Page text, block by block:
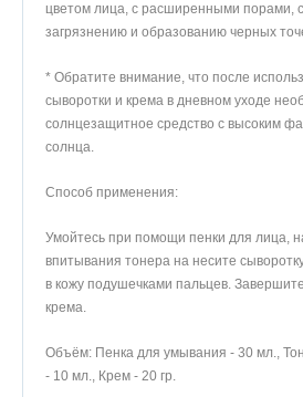
цветом лица, с расширенными порами,
загрязнению и образованию черных
* Обратите внимание, что после
сыворотки и крема в дневном уходе
солнцезащитное средство с высоким
солнца.
Способ применения:
Умойтесь при помощи пенки для лица,
впитывания тонера на несите
в кожу подушечками пальцев.
крема.
Объём: Пенка для умывания - 30 мл.,
- 10 мл., Крем - 20 гр.